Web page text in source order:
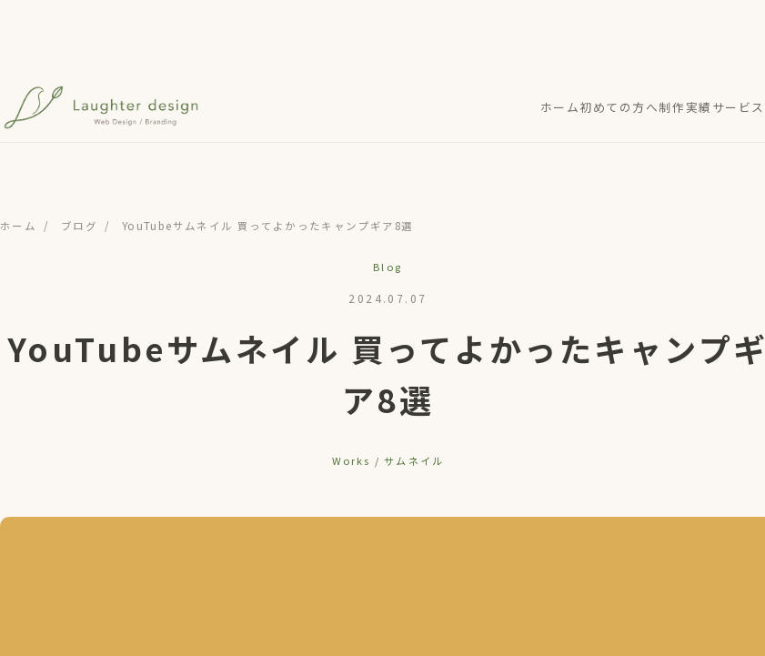
メインコンテンツへスキップ
ホーム初めての方へ制作実績 サービス
ホーム / ブログ / YouTubeサムネイル 買ってよかったキャンプギア8選
Blog
2024.07.07
YouTubeサムネイル 買ってよかったキャンプギ
ア8選
Works / サムネイル